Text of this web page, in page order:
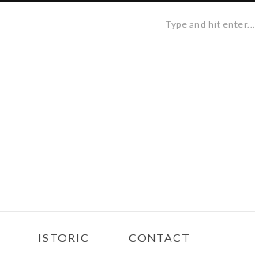
Type and hit enter...
ISTORIC CONTACT